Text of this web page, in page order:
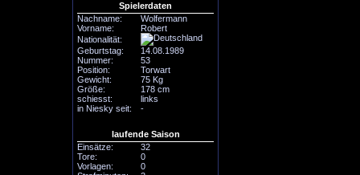
Spielerdaten
Nachname:
Wolfermann
Vorname:
Robert
Nationalität:
Geburtstag:
14.08.1989
Nummer:
53
Position:
Torwart
Gewicht:
75 Kg
Größe:
178 cm
schiesst:
links
in Niesky seit:
-
laufende Saison
Einsätze:
32
Tore:
0
Vorlagen:
0